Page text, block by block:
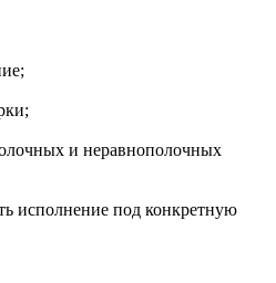
и неравнополочных
исполнение под конкретную